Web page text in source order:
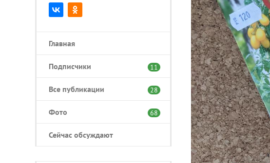
Главная
Подписчики 11
Все публикации 28
Фото 68
Сейчас обсуждают